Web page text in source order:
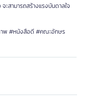
ะสามารถสร้างแรงบันดาลใจ
พ #หนังสือดี #คณะอักษร